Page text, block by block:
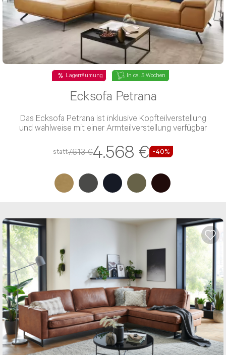
Lagerräumung In ca. 5 Wochen
Ecksofa Petrana
Das Ecksofa Petrana ist inklusive Kopfteilverstellung
und wahlweise mit einer Armteilverstellung verfügbar
statt7.613 €4.568 € -40%